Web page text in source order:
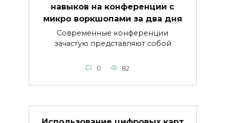
навыков на конференции с
микро воркшопами за два дня
Современные конференции
зачастую представляют собой
0 82